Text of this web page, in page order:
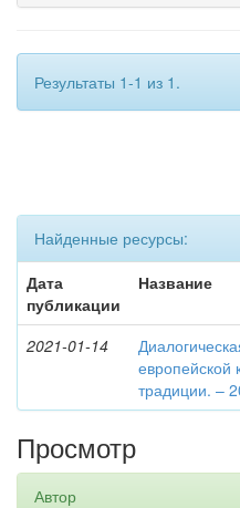
Результаты 1-1 из 1.
Найденные ресурсы:
Дата
публикации
Название
2021-01-14
европейской
традиции. –
Просмотр
Автор